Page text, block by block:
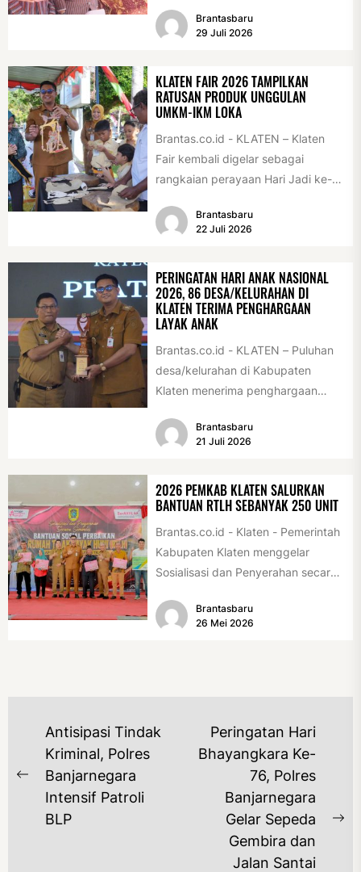
di Alun-alun Klaten, Selasa
(28/7/2026)....
Brantasbaru
29 Juli 2026
KLATEN FAIR 2026 TAMPILKAN
RATUSAN PRODUK UNGGULAN
UMKM-IKM LOKA
Brantas.co.id - KLATEN – Klaten
Fair kembali digelar sebagai
rangkaian perayaan Hari Jadi ke-
Acara ini digelar...
Brantasbaru
22 Juli 2026
PERINGATAN HARI ANAK NASIONAL
2026, 86 DESA/KELURAHAN DI
KLATEN TERIMA PENGHARGAAN
LAYAK ANAK
Brantas.co.id - KLATEN – Puluhan
desa/kelurahan di Kabupaten
Klaten menerima penghargaan
2026. Penghargaan tersebut
diserahkan sebagai...
Brantasbaru
21 Juli 2026
2026 PEMKAB KLATEN SALURKAN
BANTUAN RTLH SEBANYAK 250 UNIT
Brantas.co.id - Klaten - Pemerintah
Kabupaten Klaten menggelar
Sosialisasi dan Penyerahan secara
Rumah Tidak Layak Huni...
Brantasbaru
26 Mei 2026
NAVIGASI
POS
Previous
post:
Antisipasi Tindak
Kriminal, Polres
Banjarnegara
Intensif Patroli
BLP
Peringatan Hari
Bhayangkara Ke-
76, Polres
Banjarnegara
Gelar Sepeda
Gembira dan
Jalan Santai